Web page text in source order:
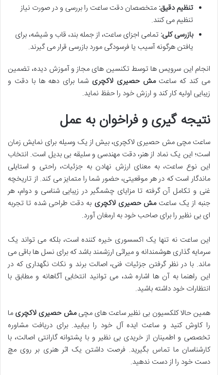
تنظیم دقیق: متخصصان دقت ساعت را بررسی و در صورت نیاز
تنظیم می کنند.
بازرسی کلی: تمامی اجزای ساعت، از جمله بند، قاب و شیشه، برای
یافتن هرگونه آسیب یا فرسودگی مورد بازرسی قرار می گیرند.
انجام این سرویس ها توسط تکنسین های مجاز و آموزش دیده، تضمین
می کند که ساعتمش حصیری لاکچری شما برای دهه ها با دقت و
زیبایی اولیه کار کند و ارزش خود را حفظ نماید.
نتیجه گیری و فراخوان به عمل
ساعت مچی مش حصیری لاکچری، بیش از یک وسیله برای نمایش زمان
است؛ این یک نماد از هنر، دقت مهندسی و سلیقه بی بدیل است. انتخاب
این نوع ساعت، به معنای ارزش نهادن به جزئیات، راحتی و استایلی
ماندگار است که در هر موقعیتی، حضور شما را متمایز می کند. از تاریخچه
غنی و تکامل آن گرفته تا مزایای چشمگیر در زیبایی شناسی و دوام، هر
جنبه از یک ساعتمش حصیری لاکچری به دقت طراحی شده تا تجربه
ای بی نظیر را برای صاحب خود به ارمغان آورد.
این ساعت نه تنها یک اکسسوری خیره کننده است، بلکه می تواند یک
سرمایه گذاری هوشمندانه و میراثی ارزشمند باشد که برای نسل ها باقی می
ماند. با در نظر گرفتن جزئیات فنی، اصالت برند و نکات نگهداری که در
این راهنما به آن ها اشاره شد، می توانید انتخابی آگاهانه و مطابق با
انتظارات خود داشته باشید.
همین حالا کلکسیون بی نظیر ساعت های مچیمش حصیری لاکچری ما
را کاوش کنید و ساعت ایده آل خود را بیابید. برای دریافت مشاوره
تخصصی و اطمینان از خریدی بی نظیر و با پشتوانه گارانتی اصالت، با
کارشناسان ما تماس بگیرید. فرصت داشتن یک اثر هنری بر روی مچ
دست خود را از دست ندهید.